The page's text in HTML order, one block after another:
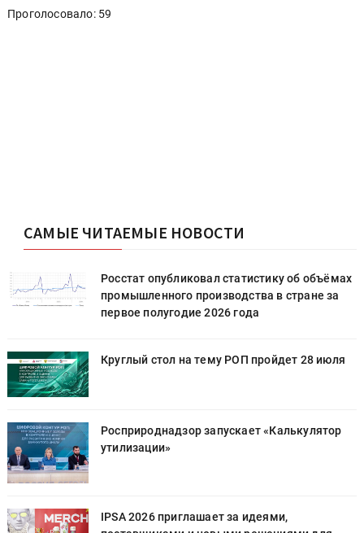
Проголосовало: 59
САМЫЕ ЧИТАЕМЫЕ НОВОСТИ
Росстат опубликовал статистику об объёмах
промышленного производства в стране за
первое полугодие 2026 года
Круглый стол на тему РОП пройдет 28 июля
Росприроднадзор запускает «Калькулятор
утилизации»
IPSA 2026 приглашает за идеями,